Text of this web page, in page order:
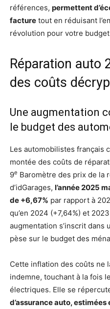
références, permettent
facture tout en réduisant
révolution pour votre
Réparation auto
des coûts
Une augmentation
le budget des
Les automobilistes français
montée des coûts de
9e Baromètre des prix de la
d’idGarages, l’année 2025
de +6,67% par rapport à
qu’en 2024 (+7,64%) et
augmentation s’inscrit dans
pèse sur le budget des
Cette inflation des coûts ne
indemne, touchant à la fois
électriques. Elle se
d’assurance auto, estimées